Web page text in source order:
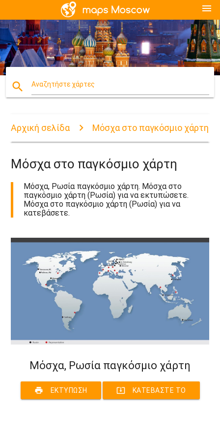
menu
search Αναζητήστε χάρτες
Αρχική σελίδα Μόσχα στο παγκόσμιο χάρτη
Μόσχα στο παγκόσμιο χάρτη
Μόσχα, Ρωσία παγκόσμιο χάρτη. Μόσχα στο
παγκόσμιο χάρτη (Ρωσία) για να εκτυπώσετε.
Μόσχα στο παγκόσμιο χάρτη (Ρωσία) για να
κατεβάσετε.
Μόσχα, Ρωσία παγκόσμιο χάρτη
print ΕΚΤΎΠΩΣΗ system_update_alt ΚΑΤΕΒΆΣΤΕ ΤΟ